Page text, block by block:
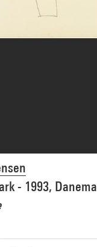
- 1993,
MNAM-CCI/Audrey